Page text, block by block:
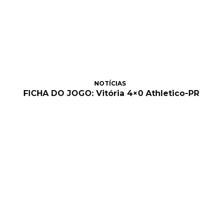
NOTÍCIAS
FICHA DO JOGO: Vitória 4×0 Athletico-PR